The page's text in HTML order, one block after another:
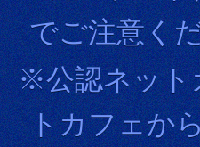
でご注意く
※公認ネット
トカフェか